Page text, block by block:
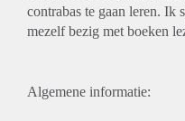
contrabas te gaan leren. Ik
mezelf bezig met boeken
Algemene informatie: